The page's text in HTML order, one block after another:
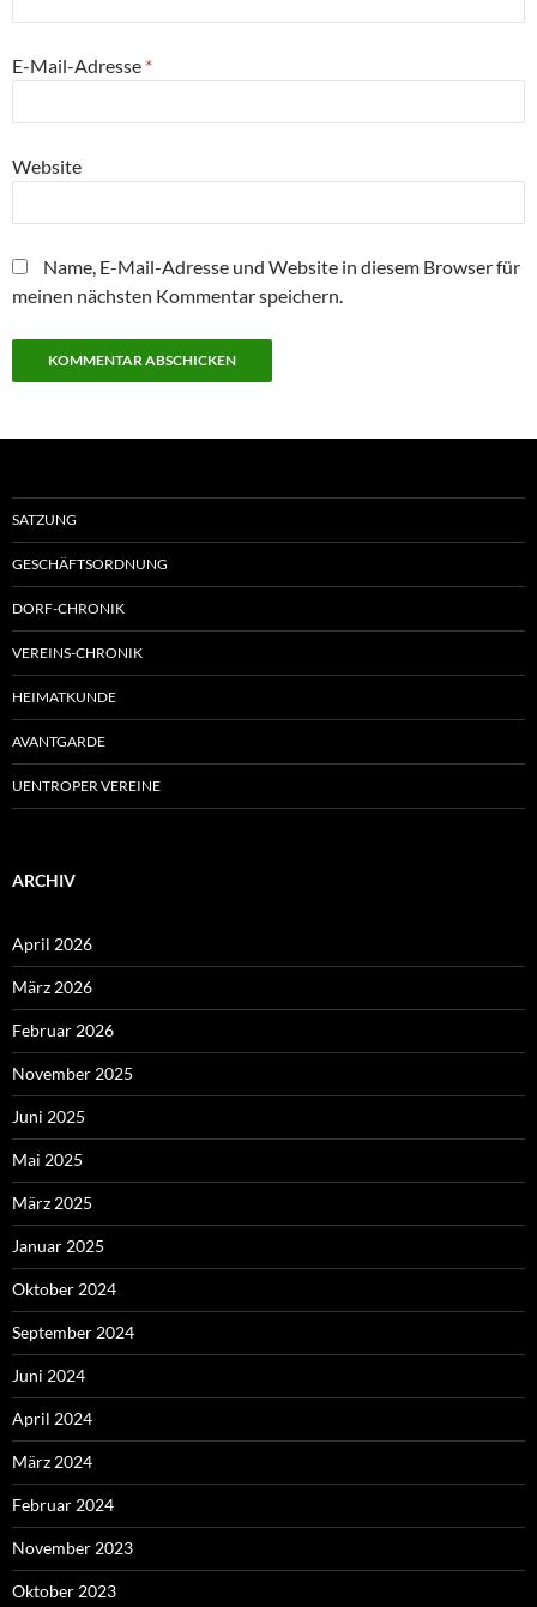
E-Mail-Adresse *
Website
Name, E-Mail-Adresse und Website in diesem Browser für
meinen nächsten Kommentar speichern.
SATZUNG
GESCHÄFTSORDNUNG
DORF-CHRONIK
VEREINS-CHRONIK
HEIMATKUNDE
AVANTGARDE
UENTROPER VEREINE
ARCHIV
April 2026
März 2026
Februar 2026
November 2025
Juni 2025
Mai 2025
März 2025
Januar 2025
Oktober 2024
September 2024
Juni 2024
April 2024
März 2024
Februar 2024
November 2023
Oktober 2023